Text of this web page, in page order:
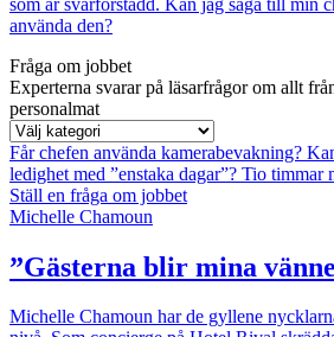
använda den?
Fråga om jobbet
Experterna svarar på läsarfrågor om allt
personalmat
Får chefen använda kamerabevakning?
ledighet med ”enstaka dagar”? Tio timmar
Ställ en fråga om jobbet
Michelle Chamoun
”Gästerna blir mina
Michelle Chamoun har de gyllene